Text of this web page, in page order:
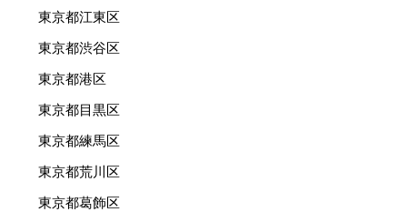
東京都江東区
東京都渋谷区
東京都港区
東京都目黒区
東京都練馬区
東京都荒川区
東京都葛飾区